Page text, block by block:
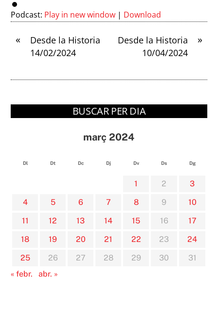
Podcast: Play in new window | Download
«
Desde la Historia
14/02/2024
»
Desde la Historia
10/04/2024
BUSCAR PER DIA
març 2024
Dl Dt Dc Dj Dv Ds Dg
1 2
3
4
5 6 7 8 9
10
11
12 13 14 15 16
17
18
19 20 21 22 23
24
25
26 27 28 29 30
31
« febr.
abr. »